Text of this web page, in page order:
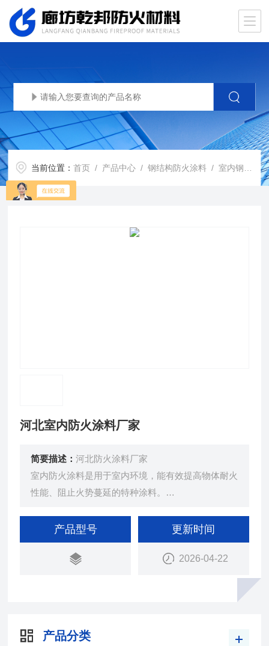
当前位置：首页 / 产品中心 /钢结构防火涂料 /室内钢结构防火涂料
河北室内防火涂料厂家
简要描述：河北防火涂料厂家
室内防火涂料是用于室内环境，能有效提高物体耐火
性能、阻止火势蔓延的特种涂料。
钢材迅速升温导致强度下降。
产品型号 更新时间
2026-04-22
产品分类